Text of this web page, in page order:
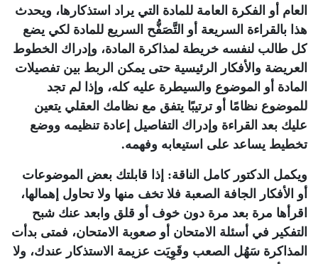
العام أو الفكرة العامة للمادة التي يراد استذكارها، ويحدث
هذا بالقراءة السريعة أو التَّصَفُّح السريع للمادة لكي يضع
كل طالب لنفسه خريطة لمذاكرة المادة، وإدراك الخطوط
العريضة والأفكار الرئيسية حتى يمكن الربط بين تفصيلات
المادة أو الموضوع والسيطرة عليه كله، وإذا لم تجد
للموضوع نظامًا أو ترتيبًا يتفق مع نظامك العقلي يتعين
عليك بعد القراءة وإدراك التفاصيل إعادة تنظيمه ووضع
تخطيط يساعد على استيعابه وفهمه.
ويكمل الدكتور كامل الناقة: إذا قابلتك بعض الموضوعات
أو الأفكار الجافة الصعبة فلا تخف منها ولا تحاول إهمالها،
اقرأها مرة بعد مرة دون خوف أو قلق وابعد عنك شبح
التفكير في أسئلة الامتحان أو صعوبة الامتحان، فمتى بدأت
المذاكرة سَهُل الصعب وقَوِيَت عزيمة الاستذكار عندك، ولا